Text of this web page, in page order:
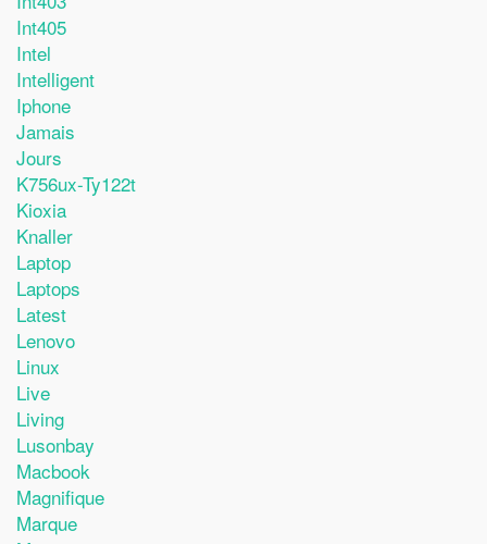
Int405
Intel
Intelligent
Iphone
Jamais
Jours
K756ux-Ty122t
Kioxia
Knaller
Laptop
Laptops
Latest
Lenovo
Linux
Live
Living
Lusonbay
Macbook
Magnifique
Marque